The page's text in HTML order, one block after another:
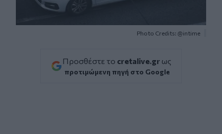
Photo Credits: @intime
Προσθέστε το cretalive.gr ως
προτιμώμενη πηγή στο Google